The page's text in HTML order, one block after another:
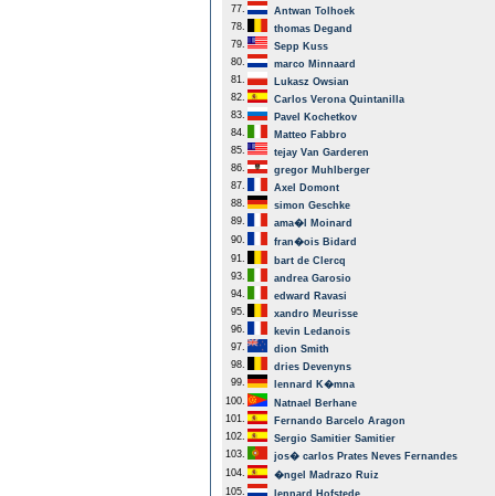
77.
Antwan Tolhoek
78.
thomas Degand
79.
Sepp Kuss
80.
marco Minnaard
81.
Lukasz Owsian
82.
Carlos Verona Quintanilla
83.
Pavel Kochetkov
84.
Matteo Fabbro
85.
tejay Van Garderen
86.
gregor Muhlberger
87.
Axel Domont
88.
simon Geschke
89.
ama�l Moinard
90.
fran�ois Bidard
91.
bart de Clercq
93.
andrea Garosio
94.
edward Ravasi
95.
xandro Meurisse
96.
kevin Ledanois
97.
dion Smith
98.
dries Devenyns
99.
lennard K�mna
100.
Natnael Berhane
101.
Fernando Barcelo Aragon
102.
Sergio Samitier Samitier
103.
jos� carlos Prates Neves Fernandes
104.
�ngel Madrazo Ruiz
105.